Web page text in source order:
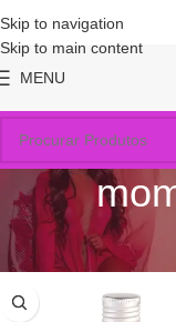
Skip to navigation
Skip to main content
MENU
Início Produtos